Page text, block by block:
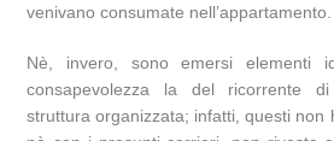
venivano consumate nell’appartamento.
Nè, invero, sono emersi elementi
consapevolezza la del ricorrente
struttura organizzata; infatti, questi non